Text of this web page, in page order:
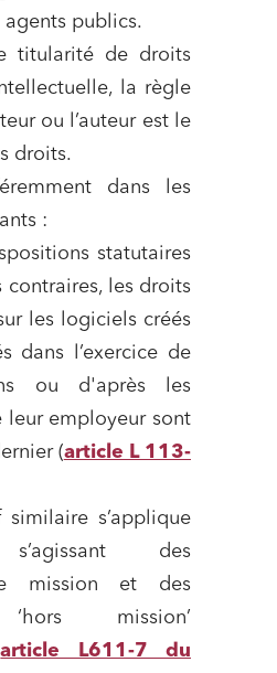
agents publics.
titularité de droits
la règle
ou l’auteur est le
droits.
dans les
:
statutaires
contraires, les droits
les logiciels créés
dans l’exercice de
ou d'après les
leur employeur sont
(article L 113-
s’applique
s’agissant des
mission et des
mission’
article L611-7 du